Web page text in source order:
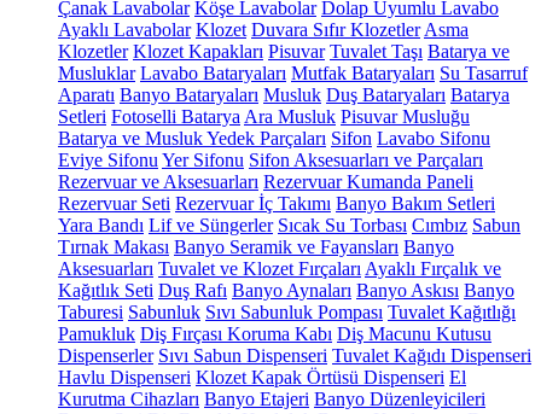
Çanak Lavabolar Köşe Lavabolar Dolap Uyumlu Lavabo
Ayaklı Lavabolar Klozet Duvara Sıfır Klozetler Asma
Klozetler Klozet Kapakları Pisuvar Tuvalet Taşı Batarya ve
Musluklar Lavabo Bataryaları Mutfak Bataryaları Su Tasarruf
Aparatı Banyo Bataryaları Musluk Duş Bataryaları Batarya
Setleri Fotoselli Batarya Ara Musluk Pisuvar Musluğu
Batarya ve Musluk Yedek Parçaları Sifon Lavabo Sifonu
Eviye Sifonu Yer Sifonu Sifon Aksesuarları ve Parçaları
Rezervuar ve Aksesuarları Rezervuar Kumanda Paneli
Rezervuar Seti Rezervuar İç Takımı Banyo Bakım Setleri
Yara Bandı Lif ve Süngerler Sıcak Su Torbası Cımbız Sabun
Tırnak Makası Banyo Seramik ve Fayansları Banyo
Aksesuarları Tuvalet ve Klozet Fırçaları Ayaklı Fırçalık ve
Kağıtlık Seti Duş Rafı Banyo Aynaları Banyo Askısı Banyo
Taburesi Sabunluk Sıvı Sabunluk Pompası Tuvalet Kağıtlığı
Pamukluk Diş Fırçası Koruma Kabı Diş Macunu Kutusu
Dispenserler Sıvı Sabun Dispenseri Tuvalet Kağıdı Dispenseri
Havlu Dispenseri Klozet Kapak Örtüsü Dispenseri El
Kurutma Cihazları Banyo Etajeri Banyo Düzenleyicileri